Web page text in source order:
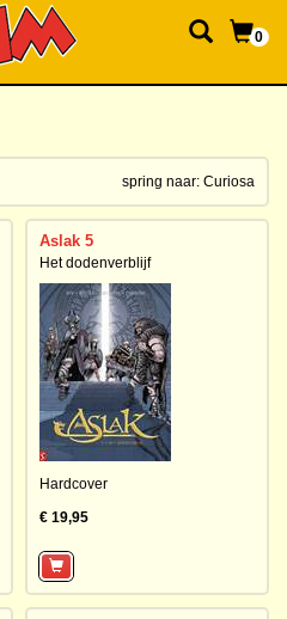
0
spring naar: Curiosa
Aslak 5
Het dodenverblijf
Hardcover
€ 19,95